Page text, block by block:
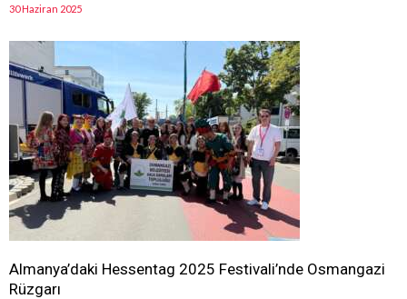
30 Haziran 2025
Almanya’daki Hessentag 2025 Festivali’nde Osmangazi
Rüzgarı